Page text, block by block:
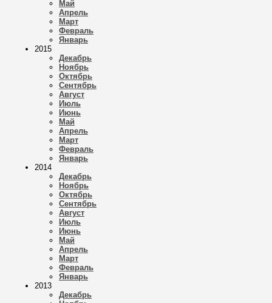
Май
Апрель
Март
Февраль
Январь
2015
Декабрь
Ноябрь
Октябрь
Сентябрь
Август
Июль
Июнь
Май
Апрель
Март
Февраль
Январь
2014
Декабрь
Ноябрь
Октябрь
Сентябрь
Август
Июль
Июнь
Май
Апрель
Март
Февраль
Январь
2013
Декабрь